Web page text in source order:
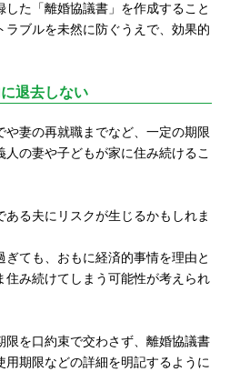
た「離婚協議書」を作成すること
ラブルを未然に防ぐうえで、効果的
退去しない
や妻の再就職までなど、一定の期限
の妻や子どもが家に住み続けるこ
る夫にリスクが生じるかもしれま
ぎても、おもに経済的事情を理由と
住み続けてしまう可能性が考えられ
限を口約束で交わさず、離婚協議書
用期限などの詳細を明記するように